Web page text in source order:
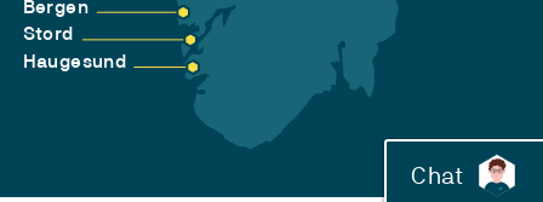
Bergen
Stord
Haugesund
Chat